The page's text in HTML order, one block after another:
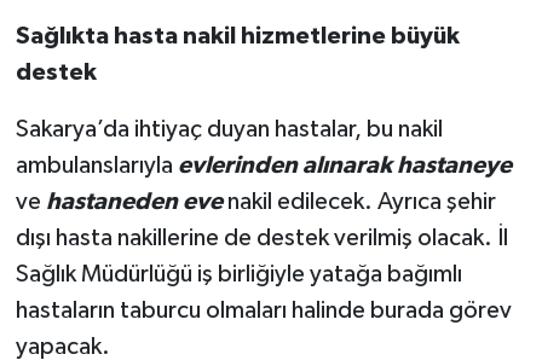
Sağlıkta hasta nakil hizmetlerine büyük
destek
Sakarya’da ihtiyaç duyan hastalar, bu nakil
ambulanslarıyla evlerinden alınarak hastaneye
ve hastaneden evenakil edilecek. Ayrıca şehir
dışı hasta nakillerine de destek verilmiş olacak. İl
Sağlık Müdürlüğü iş birliğiyle yatağa bağımlı
hastaların taburcu olmaları halinde burada görev
yapacak.